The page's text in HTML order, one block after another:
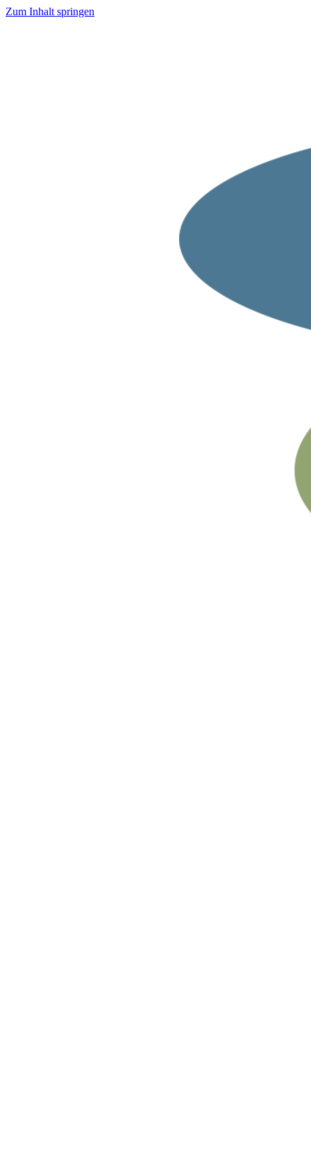
Zum Inhalt springen